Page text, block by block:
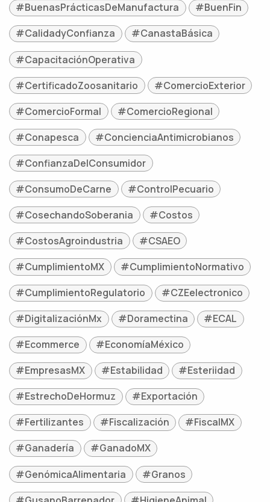
#BuenasPrácticasDeManufactura
#BuenFin
#CalidadyConfianza
#CanastaBásica
#CapacitaciónOperativa
#CertificadoZoosanitario
#ComercioExterior
#ComercioFormal
#ComercioRegional
#Conapesca
#ConcienciaAntimicrobianos
#ConfianzaDelConsumidor
#ConsumoDeCarne
#ControlPecuario
#CosechandoSoberania
#Costos
#CostosAgroindustria
#CSAEO
#CumplimientoMX
#CumplimientoNormativo
#CumplimientoRegulatorio
#CZEelectronico
#DigitalizaciónMx
#Doramectina
#ECAL
#Ecommerce
#EconomíaMéxico
#EmpresasMX
#Estabilidad
#Esteriidad
#EstrechoDeHormuz
#Exportación
#Fertilizantes
#Fiscalización
#FiscalMX
#Ganadería
#GanadoMX
#GenómicaAlimentaria
#Granos